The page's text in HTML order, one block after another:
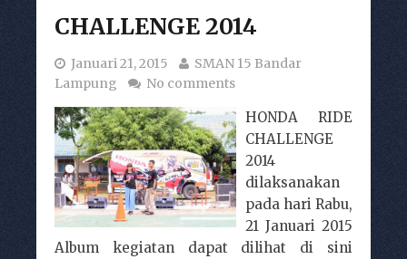
CHALLENGE 2014
Januari 21, 2015
SMAN 15 Bandar
Lampung
No comments
HONDA RIDE
CHALLENGE
2014
dilaksanakan
pada hari Rabu,
21 Januari 2015
Album kegiatan dapat dilihat di sini